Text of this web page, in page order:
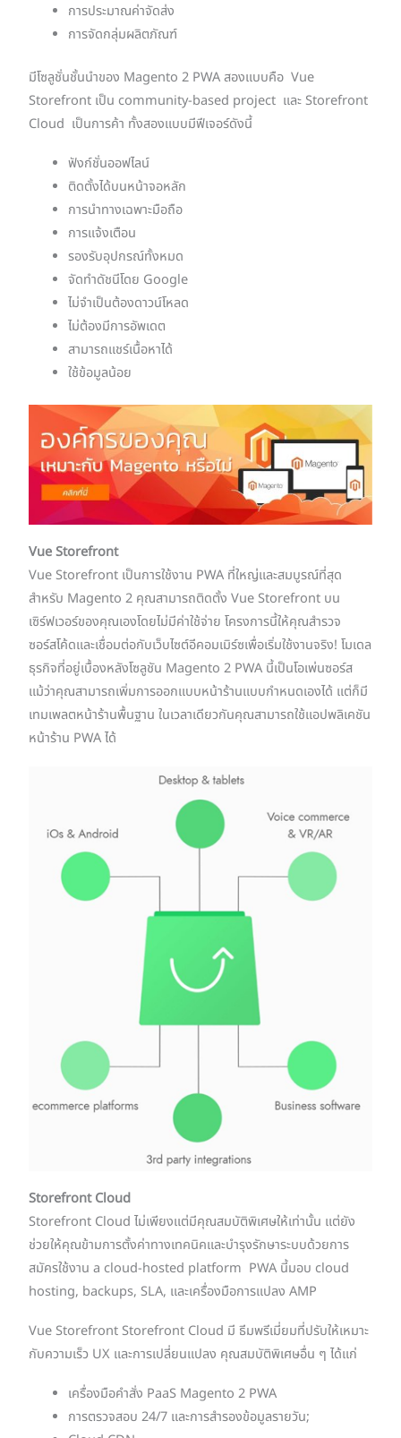
การประมาณค่าจัดส่ง
การจัดกลุ่มผลิตภัณฑ์
มีโซลูชั่นชั้นนำของ Magento 2 PWA สองแบบคือ Vue
Storefront เป็น community-based project และ Storefront
Cloud เป็นการค้า ทั้งสองแบบมีฟีเจอร์ดังนี้
ฟังก์ชั่นออฟไลน์
ติดตั้งได้บนหน้าจอหลัก
การนำทางเฉพาะมือถือ
การแจ้งเตือน
รองรับอุปกรณ์ทั้งหมด
จัดทำดัชนีโดย Google
ไม่จำเป็นต้องดาวน์โหลด
ไม่ต้องมีการอัพเดต
สามารถแชร์เนื้อหาได้
ใช้ข้อมูลน้อย
Vue Storefront
Vue Storefront เป็นการใช้งาน PWA ที่ใหญ่และสมบูรณ์ที่สุด
สำหรับ Magento 2 คุณสามารถติดตั้ง Vue Storefront บน
เซิร์ฟเวอร์ของคุณเองโดยไม่มีค่าใช้จ่าย โครงการนี้ให้คุณสำรวจ
ซอร์สโค้ดและเชื่อมต่อกับเว็บไซต์อีคอมเมิร์ซเพื่อเริ่มใช้งานจริง! โมเดล
ธุรกิจที่อยู่เบื้องหลังโซลูชัน Magento 2 PWA นี้เป็นโอเพ่นซอร์ส
แม้ว่าคุณสามารถเพิ่มการออกแบบหน้าร้านแบบกำหนดเองได้ แต่ก็มี
เทมเพลตหน้าร้านพื้นฐาน ในเวลาเดียวกันคุณสามารถใช้แอปพลิเคชัน
หน้าร้าน PWA ได้
Storefront Cloud
Storefront Cloud ไม่เพียงแต่มีคุณสมบัติพิเศษให้เท่านั้น แต่ยัง
ช่วยให้คุณข้ามการตั้งค่าทางเทคนิคและบำรุงรักษาระบบด้วยการ
สมัครใช้งาน a cloud-hosted platform PWA นี้มอบ cloud
hosting, backups, SLA, และเครื่องมือการแปลง AMP
Vue Storefront Storefront Cloud มี ธีมพรีเมี่ยมที่ปรับให้เหมาะ
กับความเร็ว UX และการเปลี่ยนแปลง คุณสมบัติพิเศษอื่น ๆ ได้แก่
เครื่องมือคำสั่ง PaaS Magento 2 PWA
การตรวจสอบ 24/7 และการสำรองข้อมูลรายวัน;